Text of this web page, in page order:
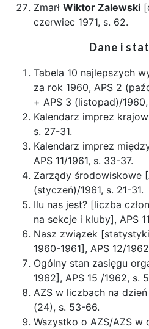
Zmarł Wiktor Zalewski
czerwiec 1971, s. 62.
Dane i
Tabela 10 najlepszych
za rok 1960, APS 2
+ APS 3 (listopad)/
Kalendarz imprez
s. 27-31.
Kalendarz imprez
APS 11/1961, s. 33-37.
Zarządy środowiskowe
(styczeń)/1961, s. 21-31.
Ilu nas jest? [liczba
na sekcje i kluby], APS
Nasz związek
1960-1961], APS 12/
Ogólny stan zasięgu
1962], APS 15 /1962, s.
AZS w liczbach na dzień
(24), s. 53-66.
Wszystko o AZS/AZS w